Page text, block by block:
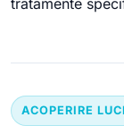
ACOPERIRE